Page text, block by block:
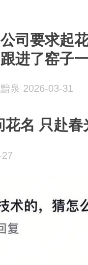
公司要求起
跟进了窑子
黯泉 2026-03-31
花名 只赴春